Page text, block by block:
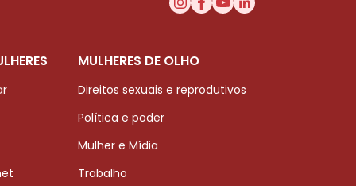
MULHERES DE OLHO
Direitos sexuais e reprodutivos
Política e poder
Mulher e Mídia
Trabalho